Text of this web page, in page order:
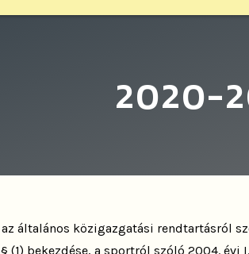
2020-
általános közigazgatási rendtartásról
(1) bekezdése, a sportról szóló 2004. évi